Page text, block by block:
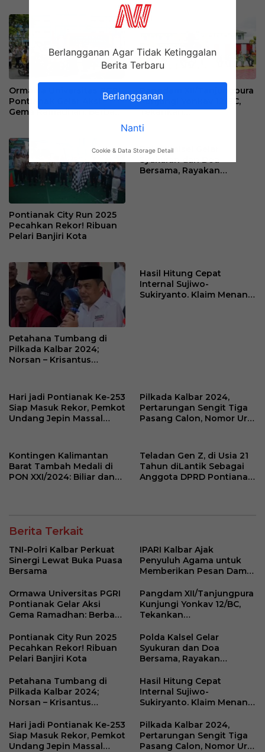
Ormawa Universitas PGRI
Pontianak Gelar Aksi
Gema Ramadhan: Berbagi
Pangdam XII/Tanjungpura
Kunjungi Yonkav 12/BC,
Tekankan
Profesionalisme dan Etika
Bermedia Sosial
Pontianak City Run 2025
Pecahkan Rekor! Ribuan
Pelari Banjiri Kota
Polda Kalsel Gelar
Syukuran dan Doa
Bersama, Rayakan
Petahana Tumbang di
Pilkada Kalbar 2024;
Norsan – Krisantus
Hasil Hitung Cepat
Internal Sujiwo-
Sukiryanto. Klaim Menang
Hari jadi Pontianak Ke-253
Siap Masuk Rekor, Pemkot
Undang Jepin Massal
Pilkada Kalbar 2024,
Pertarungan Sengit Tiga
Pasang Calon, Nomor Urut
Kontingen Kalimantan
Barat Tambah Medali di
PON XXI/2024: Biliar dan
Teladan Gen Z, di Usia 21
Tahun diLantik Sebagai
Anggota DPRD Pontianak
Berita Terkait
TNI-Polri Kalbar Perkuat
Sinergi Lewat Buka Puasa
Bersama
IPARI Kalbar Ajak
Penyuluh Agama untuk
Memberikan Pesan Damai
Ormawa Universitas PGRI
Pontianak Gelar Aksi
Gema Ramadhan: Berbagi
Pangdam XII/Tanjungpura
Kunjungi Yonkav 12/BC,
Tekankan
Bermedia Sosial
Pontianak City Run 2025
Pecahkan Rekor! Ribuan
Pelari Banjiri Kota
Polda Kalsel Gelar
Syukuran dan Doa
Bersama, Rayakan
Petahana Tumbang di
Pilkada Kalbar 2024;
Norsan – Krisantus
Hasil Hitung Cepat
Internal Sujiwo-
Sukiryanto. Klaim Menang
Hari jadi Pontianak Ke-253
Siap Masuk Rekor, Pemkot
Undang Jepin Massal
Pilkada Kalbar 2024,
Pertarungan Sengit Tiga
Pasang Calon, Nomor Urut
Berlangganan Agar Tidak Ketinggalan
Berita Terbaru
Berlangganan
Nanti
Cookie & Data Storage Detail